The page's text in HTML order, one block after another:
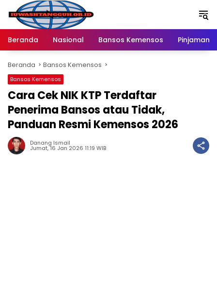
Langsung
konten
Beranda
Nasional Bansos Kemensos Pinjaman
Beranda Bansos Kemensos
Bansos Kemensos
Cara Cek NIK KTP Terdaftar
Penerima Bansos atau Tidak,
Panduan Resmi Kemensos 2026
Danang Ismail
Jumat, 16 Jan 2026 11:19 WIB